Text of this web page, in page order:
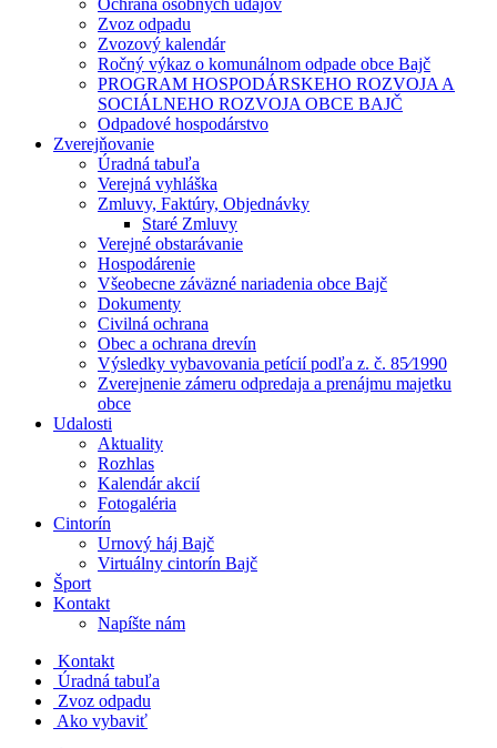
Ochrana osobných údajov
Zvoz odpadu
Zvozový kalendár
Ročný výkaz o komunálnom odpade obce Bajč
PROGRAM HOSPODÁRSKEHO ROZVOJA A
SOCIÁLNEHO ROZVOJA OBCE BAJČ
Odpadové hospodárstvo
Zverejňovanie
Úradná tabuľa
Verejná vyhláška
Zmluvy, Faktúry, Objednávky
Staré Zmluvy
Verejné obstarávanie
Hospodárenie
Všeobecne záväzné nariadenia obce Bajč
Dokumenty
Civilná ochrana
Obec a ochrana drevín
Výsledky vybavovania petícií podľa z. č. 85⁄1990
Zverejnenie zámeru odpredaja a prenájmu majetku
obce
Udalosti
Aktuality
Rozhlas
Kalendár akcií
Fotogaléria
Cintorín
Urnový háj Bajč
Virtuálny cintorín Bajč
Šport
Kontakt
Napíšte nám
Kontakt
Úradná tabuľa
Zvoz odpadu
Ako vybaviť